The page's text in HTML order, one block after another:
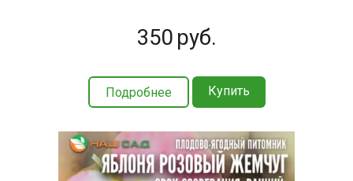
350 руб.
Подробнее Купить